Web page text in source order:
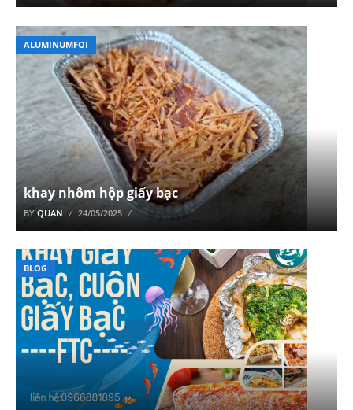
ALUMINUMFOI
khay nhôm hộp giấy bạc
BYQUAN 24/05/2025
BLOG